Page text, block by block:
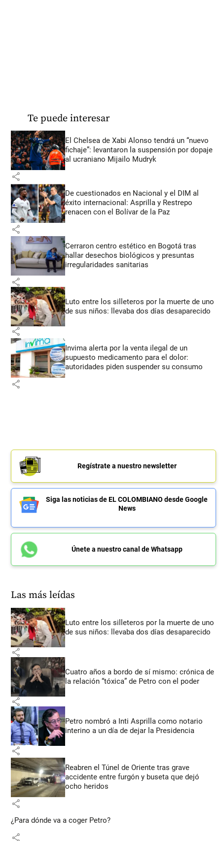
Te puede interesar
El Chelsea de Xabi Alonso tendrá un “nuevo
fichaje”: levantaron la suspensión por dopaje
al ucraniano Mijailo Mudryk
share
De cuestionados en Nacional y el DIM al
éxito internacional: Asprilla y Restrepo
renacen con el Bolívar de la Paz
share
Cerraron centro estético en Bogotá tras
hallar desechos biológicos y presuntas
irregularidades sanitarias
share
Luto entre los silleteros por la muerte de uno
de sus niños: llevaba dos días desaparecido
share
Invima alerta por la venta ilegal de un
supuesto medicamento para el dolor:
autoridades piden suspender su consumo
share
Regístrate a nuestro newsletter
Siga las noticias de EL COLOMBIANO desde Google
News
Únete a nuestro canal de Whatsapp
Las más leídas
Luto entre los silleteros por la muerte de uno
de sus niños: llevaba dos días desaparecido
share
Cuatro años a bordo de sí mismo: crónica de
la relación “tóxica” de Petro con el poder
share
Petro nombró a Inti Asprilla como notario
interino a un día de dejar la Presidencia
share
Reabren el Túnel de Oriente tras grave
accidente entre furgón y buseta que dejó
ocho heridos
share
¿Para dónde va a coger Petro?
share